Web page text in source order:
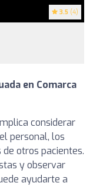
3.5 (4)
en Comarca
considerar
personal, los
otros pacientes.
y observar
ayudarte a